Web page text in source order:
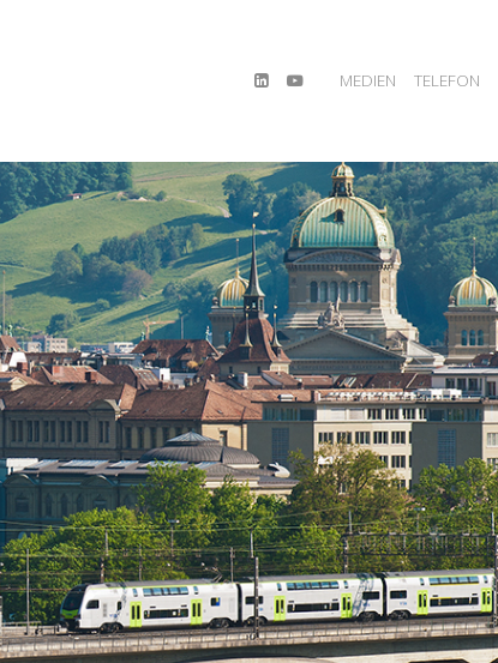
MEDIEN TELEFON